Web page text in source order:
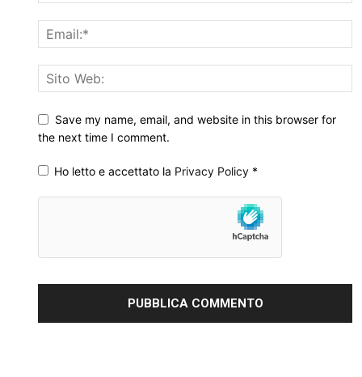
Save my name, email, and website in this browser for
the next time I comment.
Ho letto e accettato la Privacy Policy *